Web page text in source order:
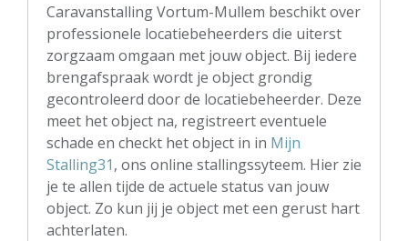
Caravanstalling Vortum-Mullem beschikt over
professionele locatiebeheerders die uiterst
zorgzaam omgaan met jouw object. Bij iedere
brengafspraak wordt je object grondig
gecontroleerd door de locatiebeheerder. Deze
meet het object na, registreert eventuele
schade en checkt het object in in Mijn
Stalling31, ons online stallingssyteem. Hier zie
je te allen tijde de actuele status van jouw
object. Zo kun jij je object met een gerust hart
achterlaten.